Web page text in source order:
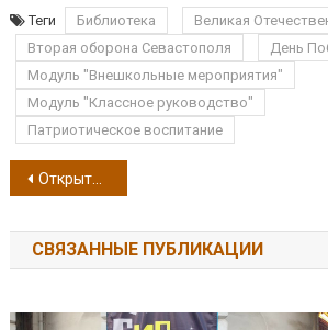
Теги Библиотека
Великая
Вторая оборона Севастополя
День
Модуль "Внешкольные мероприятия"
Модуль "Классное руководство"
Патриотическое воспитание
Навигация по
Открытый урок “Герои среди нас”
СВЯЗАННЫЕ ПУБЛИКАЦИИ